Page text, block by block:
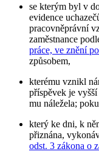
se kterým byl v
evidence
pracovněprávní
zaměstnance
práce, ve znění
způsobem,
kterému vznikl
příspěvek je
mu náležela;
který ke dni, k
přiznána,
odst. 3 zákona o